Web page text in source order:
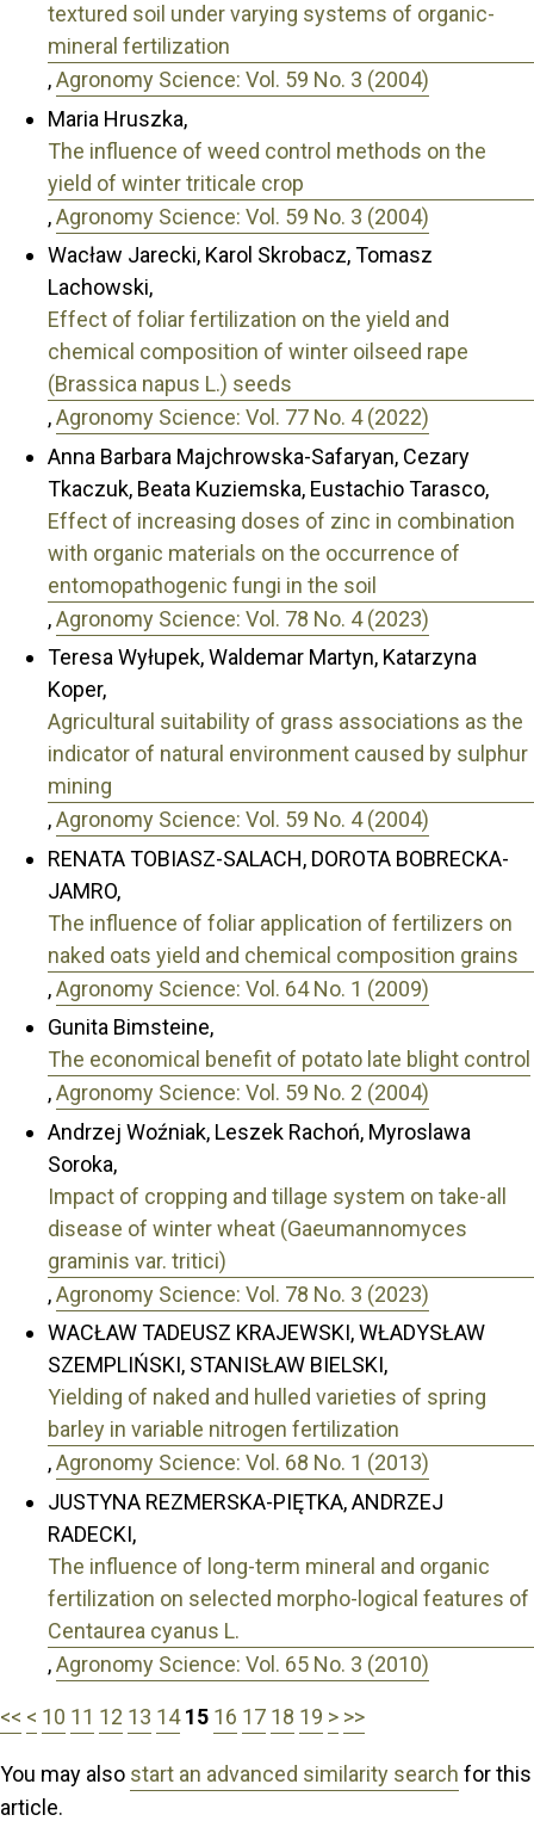
textured soil under varying systems of organic-
mineral fertilization
,Agronomy Science: Vol. 59 No. 3 (2004)
Maria Hruszka,
The influence of weed control methods on the
yield of winter triticale crop
,Agronomy Science: Vol. 59 No. 3 (2004)
Wacław Jarecki, Karol Skrobacz, Tomasz
Lachowski,
Effect of foliar fertilization on the yield and
chemical composition of winter oilseed rape
(Brassica napus L.) seeds
,Agronomy Science: Vol. 77 No. 4 (2022)
Anna Barbara Majchrowska-Safaryan, Cezary
Tkaczuk, Beata Kuziemska, Eustachio Tarasco,
Effect of increasing doses of zinc in combination
with organic materials on the occurrence of
entomopathogenic fungi in the soil
,Agronomy Science: Vol. 78 No. 4 (2023)
Teresa Wyłupek, Waldemar Martyn, Katarzyna
Koper,
Agricultural suitability of grass associations as the
indicator of natural environment caused by sulphur
mining
,Agronomy Science: Vol. 59 No. 4 (2004)
RENATA TOBIASZ-SALACH, DOROTA BOBRECKA-
JAMRO,
The influence of foliar application of fertilizers on
naked oats yield and chemical composition grains
,Agronomy Science: Vol. 64 No. 1 (2009)
Gunita Bimsteine,
The economical benefit of potato late blight control
,Agronomy Science: Vol. 59 No. 2 (2004)
Andrzej Woźniak, Leszek Rachoń, Myroslawa
Soroka,
Impact of cropping and tillage system on take-all
disease of winter wheat (Gaeumannomyces
graminis var. tritici)
,Agronomy Science: Vol. 78 No. 3 (2023)
WACŁAW TADEUSZ KRAJEWSKI, WŁADYSŁAW
SZEMPLIŃSKI, STANISŁAW BIELSKI,
Yielding of naked and hulled varieties of spring
barley in variable nitrogen fertilization
,Agronomy Science: Vol. 68 No. 1 (2013)
JUSTYNA REZMERSKA-PIĘTKA, ANDRZEJ
RADECKI,
The influence of long-term mineral and organic
fertilization on selected morpho-logical features of
Centaurea cyanus L.
,Agronomy Science: Vol. 65 No. 3 (2010)
<< < 10 11 12 13 14 15 16 17 18 19 > >>
You may also start an advanced similarity search for this
article.